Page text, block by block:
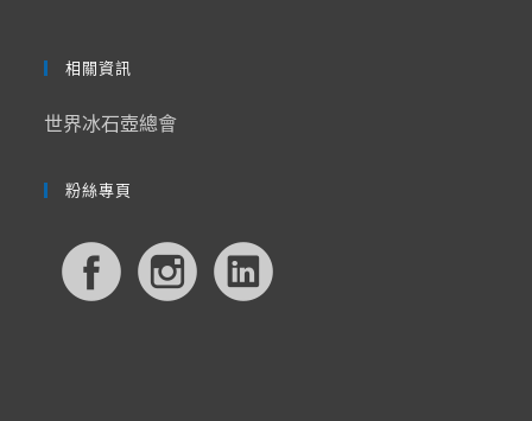
相關資訊
世界冰石壺總會
粉絲專頁